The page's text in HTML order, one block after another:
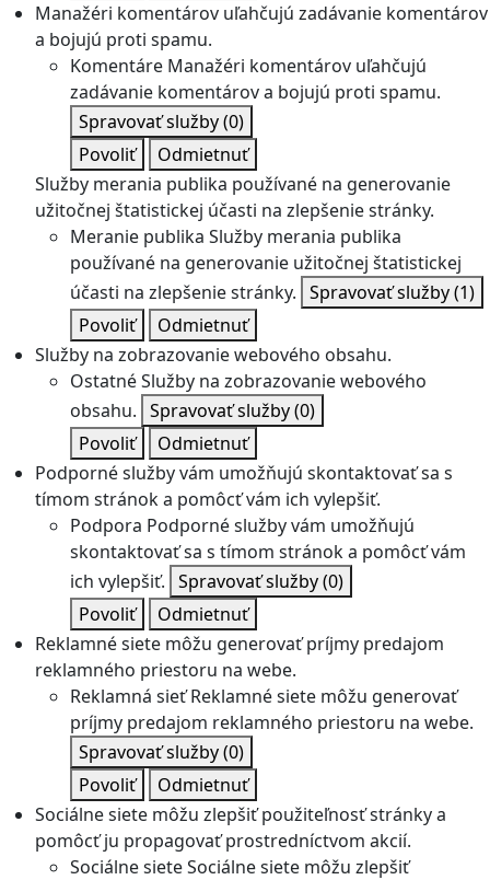
Manažéri komentárov uľahčujú zadávanie komentárov
a bojujú proti spamu.
Komentáre Manažéri komentárov uľahčujú
zadávanie komentárov a bojujú proti spamu.
Spravovať služby(0)
Povoliť
Odmietnuť
Služby merania publika používané na generovanie
užitočnej štatistickej účasti na zlepšenie stránky.
Meranie publika Služby merania publika
používané na generovanie užitočnej štatistickej
účasti na zlepšenie stránky. Spravovať služby(1)
Povoliť
Odmietnuť
Služby na zobrazovanie webového obsahu.
OstatnéSlužby na zobrazovanie webového
obsahu. Spravovať služby(0)
Povoliť
Odmietnuť
Podporné služby vám umožňujú skontaktovať sa s
tímom stránok a pomôcť vám ich vylepšiť.
Podpora Podporné služby vám umožňujú
skontaktovať sa s tímom stránok a pomôcť vám
ich vylepšiť. Spravovať služby(0)
Povoliť
Odmietnuť
Reklamné siete môžu generovať príjmy predajom
reklamného priestoru na webe.
Reklamná sieť Reklamné siete môžu generovať
príjmy predajom reklamného priestoru na webe.
Spravovať služby(0)
Povoliť
Odmietnuť
Sociálne siete môžu zlepšiť použiteľnosť stránky a
pomôcť ju propagovať prostredníctvom akcií.
Sociálne sieteSociálne siete môžu zlepšiť